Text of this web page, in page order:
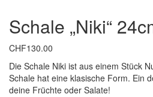
Schale „Niki“
CHF130.00
Die Schale Niki ist aus einem Stück
Schale hat eine klasische Form. Ein
deine Früchte oder Salate!